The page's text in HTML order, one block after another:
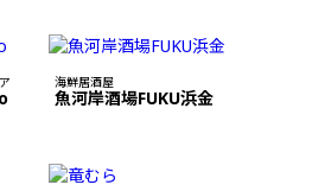
海鮮居酒屋
魚河岸酒場FUKU浜金